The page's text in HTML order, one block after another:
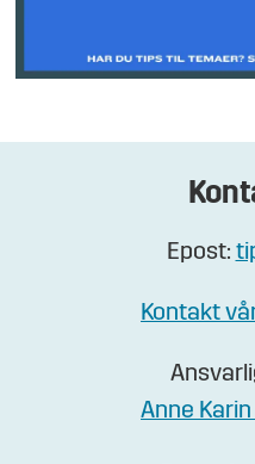
Epost:
Kontakt
Anne